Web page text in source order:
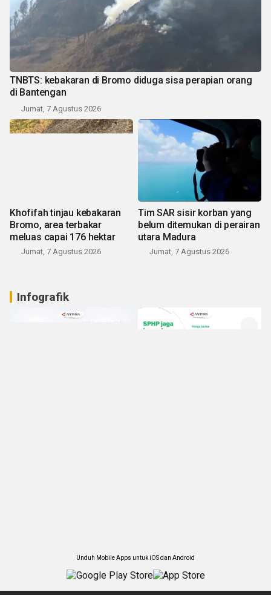
TNBTS: kebakaran di Bromo diduga sisa perapian orang
di Bantengan
Jumat, 7 Agustus 2026
Khofifah tinjau kebakaran
Bromo, area terbakar
meluas capai 176 hektar
Jumat, 7 Agustus 2026
Tim SAR sisir korban yang
belum ditemukan di perairan
utara Madura
Jumat, 7 Agustus 2026
Infografik
Unduh Mobile Apps untuk iOS dan Android